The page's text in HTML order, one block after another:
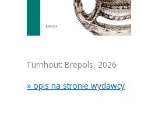
Turnhout: Brepols, 2026
» opis na stronie wydawcy